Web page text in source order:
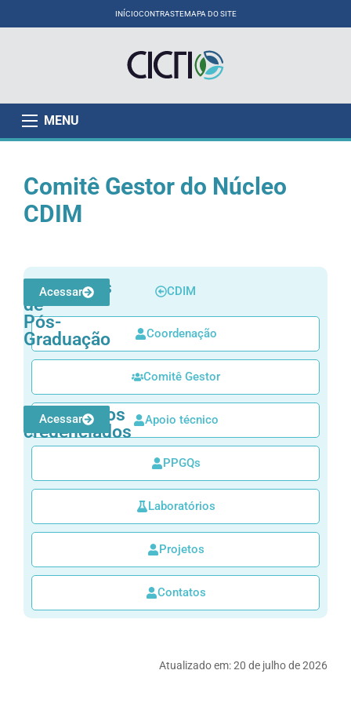
INÍCIOCONTRASTEMAPA DO SITE
MENU
Comitê Gestor do Núcleo
CDIM
CDIM
Coordenação
Comitê Gestor
Apoio técnico
PPGQs
Laboratórios
Projetos
Contatos
Programas
de
Pós-
Graduação
Acessar
Laboratórios
credenciados
Acessar
Atualizado em:20 de julho de 2026